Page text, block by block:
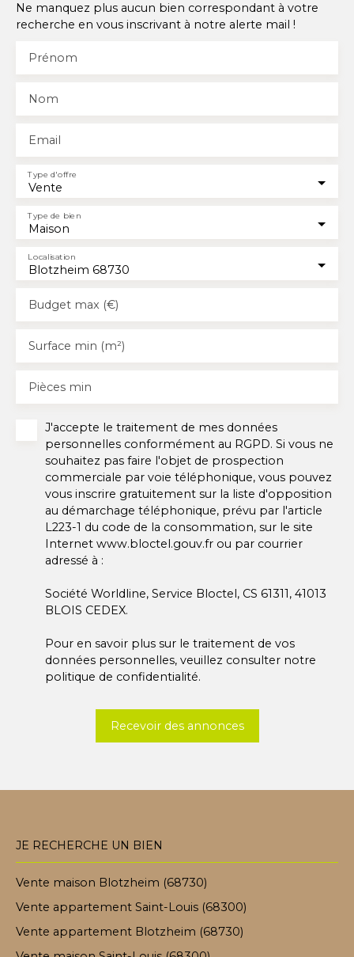
Ne manquez plus aucun bien correspondant à votre
recherche en vous inscrivant à notre alerte mail !
Prénom
Nom
Email
Vente
Type d'offre
Maison
Type de bien
Blotzheim 68730
Localisation
Budget max (€)
Surface min (m²)
Pièces min
J'accepte le traitement de mes données
personnelles conformément au RGPD. Si vous ne
souhaitez pas faire l'objet de prospection
commerciale par voie téléphonique, vous pouvez
vous inscrire gratuitement sur la liste d'opposition
au démarchage téléphonique, prévu par l'article
L223-1 du code de la consommation, sur le site
Internet www.bloctel.gouv.fr ou par courrier
adressé à :
Société Worldline, Service Bloctel, CS 61311, 41013
BLOIS CEDEX.
Pour en savoir plus sur le traitement de vos
données personnelles, veuillez consulter notre
politique de confidentialité.
Recevoir des annonces
JE RECHERCHE UN BIEN
Vente maison Blotzheim (68730)
Vente appartement Saint-Louis (68300)
Vente appartement Blotzheim (68730)